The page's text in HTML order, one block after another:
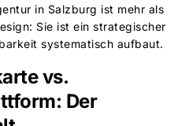
in Salzburg ist mehr als
Sie ist ein strategischer
systematisch aufbaut.
vs.
Der